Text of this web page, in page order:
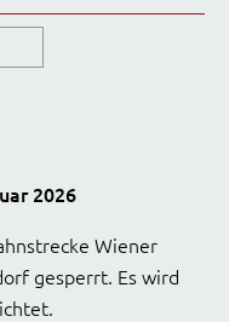
2026
Wiener
gesperrt. Es wird